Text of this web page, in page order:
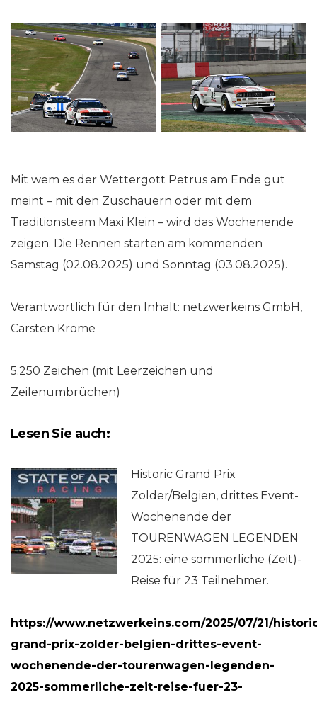
Mit wem es der Wettergott Petrus am Ende gut
meint – mit den Zuschauern oder mit dem
Traditionsteam Maxi Klein – wird das Wochenende
zeigen. Die Rennen starten am kommenden
Samstag (02.08.2025) und Sonntag (03.08.2025).
Verantwortlich für den Inhalt: netzwerkeins GmbH,
Carsten Krome
5.250 Zeichen (mit Leerzeichen und
Zeilenumbrüchen)
Lesen Sie auch:
Historic Grand Prix
Zolder/Belgien, drittes Event-
Wochenende der
TOURENWAGEN LEGENDEN
2025: eine sommerliche (Zeit)-
Reise für 23 Teilnehmer.
https://www.netzwerkeins.com/2025/07/21/
grand-prix-zolder-belgien-drittes-event-
wochenende-der-tourenwagen-legenden-
2025-sommerliche-zeit-reise-fuer-23-